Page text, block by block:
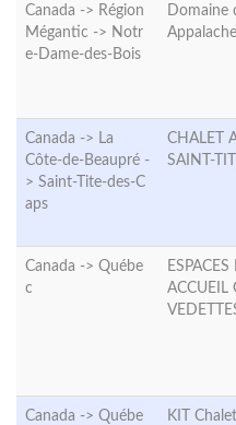
Canada -> Région
Mégantic -> Notr
e-Dame-des-Bois
Domaine
Canada -> La
Côte-de-Beaupré -
> Saint-Tite-des-C
aps
CHALET
SAINT-
Canada -> Québe
c
ESPACES
ACCUEIL
Canada -> Québe
KIT